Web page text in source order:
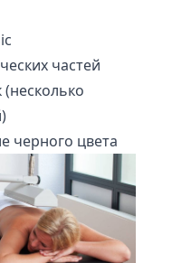
частей
черного цвета